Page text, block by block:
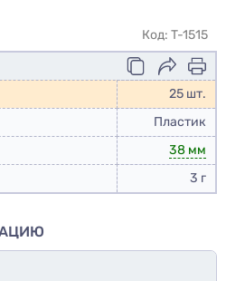
Код: T-1515
25 шт.
Пластик
38 мм
3 г